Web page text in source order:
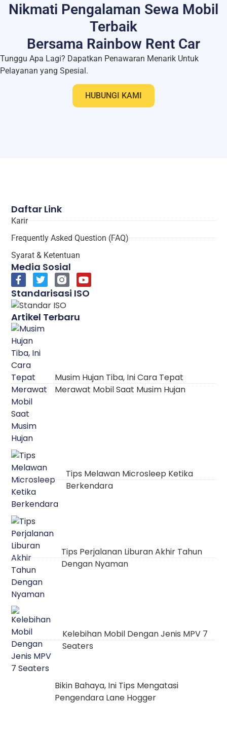
Nikmati Pengalaman Sewa Mobil
Terbaik
Bersama Rainbow Rent Car
Tunggu Apa Lagi? Dapatkan Penawaran Menarik Untuk
Pelayanan yang Spesial.
HUBUNGI KAMI
Artikel Terbaru
Musim Hujan Tiba, Ini Cara Tepat
Merawat Mobil Saat Musim Hujan
Tips Melawan Microsleep Ketika
Berkendara
Tips Perjalanan Liburan Akhir Tahun
Dengan Nyaman
Kelebihan Mobil Dengan Jenis MPV 7
Seaters
Bikin Bahaya, Ini Tips Mengatasi
Pengendara Lane Hogger
Daftar Link
Karir
Frequently Asked Question (FAQ)
Syarat & Ketentuan
Media Sosial
Standarisasi ISO